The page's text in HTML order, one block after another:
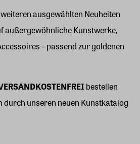
ausgewählten Neuheiten
außergewöhnliche Kunstwerke,
– passend zur goldenen
bestellen
durch unseren neuen Kunstkatalog